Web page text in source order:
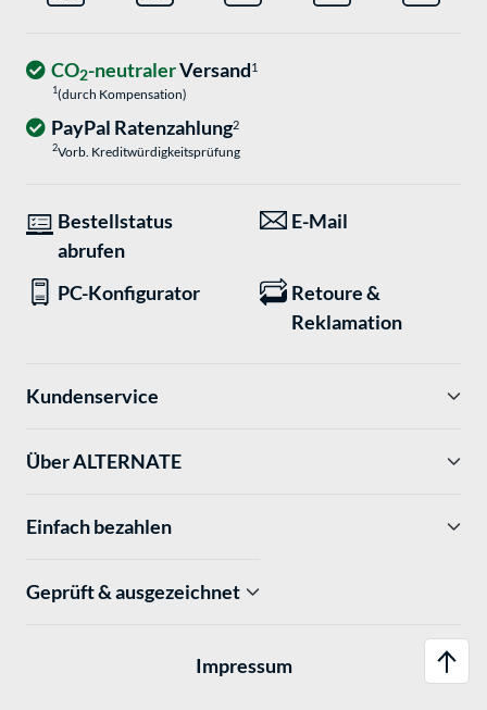
CO2-neutralerVersand1
1(durch Kompensation)
PayPal Ratenzahlung2
2Vorb. Kreditwürdigkeitsprüfung
Bestellstatus
abrufen
E-Mail
PC-Konfigurator
Retoure &
Reklamation
Kundenservice
Über ALTERNATE
Einfach bezahlen
Geprüft & ausgezeichnet
Impressum